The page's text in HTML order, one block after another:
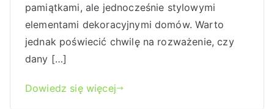
pamiątkami, ale jednocześnie stylowymi
elementami dekoracyjnymi domów. Warto
jednak poświecić chwilę na rozważenie, czy
dany […]
Dowiedz się więcej